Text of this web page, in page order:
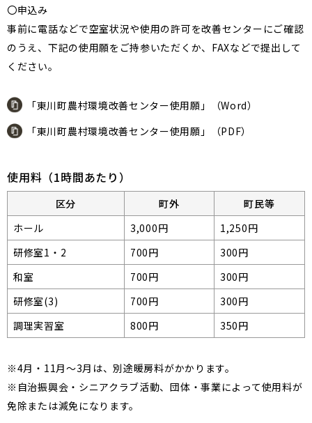
〇申込み
事前に電話などで空室状況や使用の許可を改善センターにご確認
のうえ、下記の使用願をご持参いただくか、FAXなどで提出して
ください。
「東川町農村環境改善センター使用願」（Word）
「東川町農村環境改善センター使用願」（PDF）
使用料（1時間あたり）
区分 町外
町民等
ホール
3,000円
1,250円
研修室1・2
700円
300円
和室
700円
300円
研修室(3)
700円
300円
調理実習室
800円 350円
※4月・11月～3月は、別途暖房料がかかります。
※自治振興会・シニアクラブ活動、団体・事業によって使用料が
免除または減免になります。